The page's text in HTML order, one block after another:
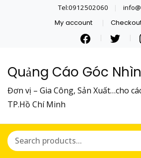
Tel:0912502060
My account
Quảng Cáo Góc Nhìn
Đơn vị – Gia Công, Sản Xuất…cho
TP.Hồ Chí Minh